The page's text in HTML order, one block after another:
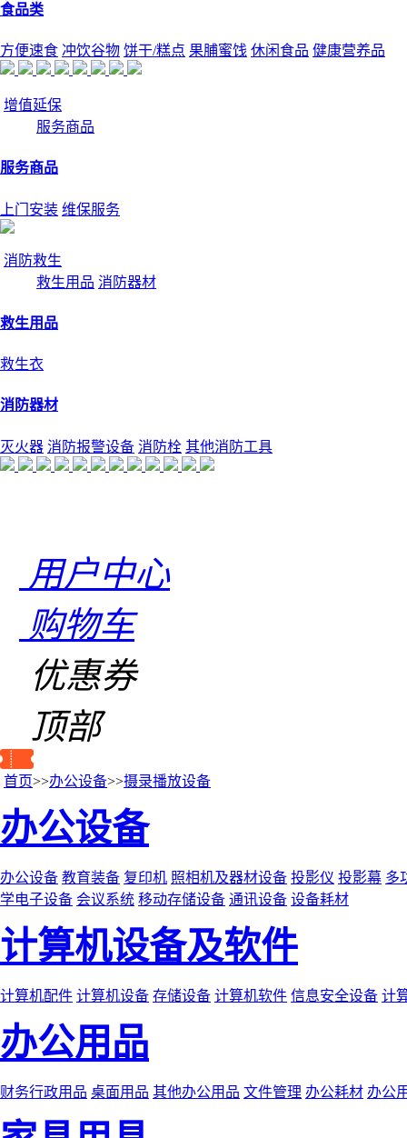
食品类
方便速食 冲饮谷物 饼干/糕点 果脯蜜饯 休闲食品 健康营养品
增值延保
服务商品
服务商品
上门安装 维保服务
消防救生
救生用品 消防器材
救生用品
救生衣
消防器材
灭火器 消防报警设备 消防栓 其他消防工具
用户中心
购物车
优惠券
顶部
首页>>办公设备>>摄录播放设备
办公设备
办公设备 教育装备 复印机 照相机及器材设备 投影仪 投影幕 多
学电子设备 会议系统 移动存储设备 通讯设备 设备耗材
计算机设备及软件
计算机配件 计算机设备 存储设备 计算机软件 信息安全设备 计
办公用品
财务行政用品 桌面用品 其他办公用品 文件管理 办公耗材 办公